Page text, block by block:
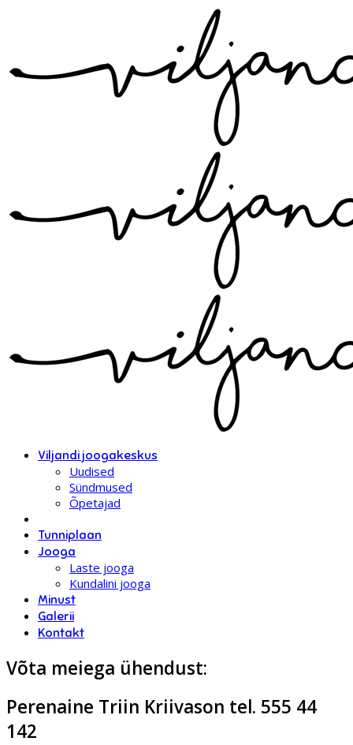
Viljandi joogakeskus
Uudised
Sündmused
Õpetajad
Tunniplaan
Jooga
Laste jooga
Kundalini jooga
Minust
Galerii
Kontakt
Võta meiega ühendust:
Perenaine Triin Kriivason tel. 555 44
142